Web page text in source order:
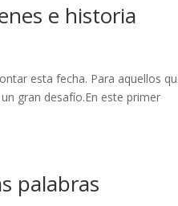
e historia
esta fecha. Para aquellos
gran desafío.En este primer
palabras